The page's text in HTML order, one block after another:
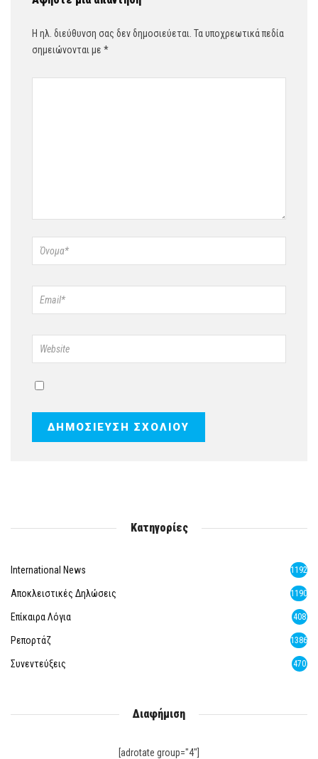
Η ηλ. διεύθυνση σας δεν δημοσιεύεται. Τα υποχρεωτικά πεδία
σημειώνονται με *
Κατηγορίες
International News 1192
Αποκλειστικές Δηλώσεις 1190
Επίκαιρα Λόγια 408
Ρεπορτάζ 1386
Συνεντεύξεις 470
Διαφήμιση
[adrotate group="4"]